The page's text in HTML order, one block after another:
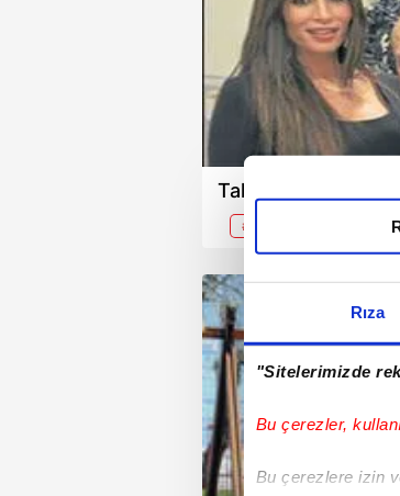
Rıza
"Sitelerimizde
Bu çerezler,
Bu çerezlere izin
Talk of the town
#Güzide Duran